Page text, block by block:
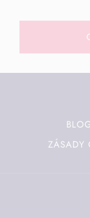
ZÁSADY